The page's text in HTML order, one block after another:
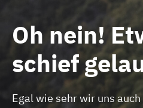
Oh nein!
schief
Egal wie sehr wir uns